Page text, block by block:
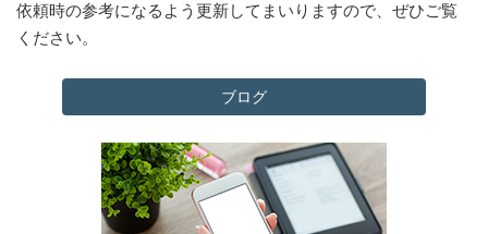
依頼時の参考になるよう更新してまいりますので、ぜひご覧
ください。
ブログ